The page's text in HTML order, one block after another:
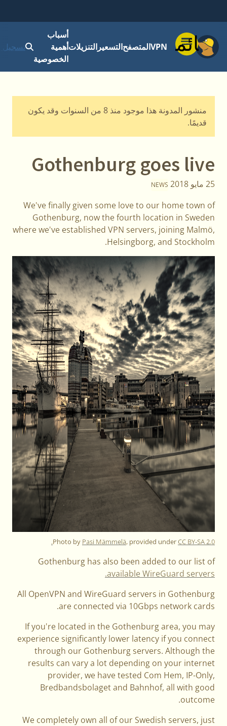
قائمةVPNالمتصفحالتسعيرالتنزيلات
أسباب
أهمية
الخصوصية
تسجيل
منشور المدونة هذا موجود منذ 8 من السنوات وقد يكون
قديمًا.
Gothenburg goes live
25 مايو 2018 NEWS
We've finally given some love to our home town of
Gothenburg, now the fourth location in Sweden
where we've established VPN servers, joining Malmö,
Helsingborg, and Stockholm.
Photo by Pasi Mämmelä, provided underCC BY-SA 2.0.
Gothenburg has also been added to our list of
available WireGuard servers.
All OpenVPN and WireGuard servers in Gothenburg
are connected via 10Gbps network cards.
If you're located in the Gothenburg area, you may
experience significantly lower latency if you connect
through our Gothenburg servers. Although the
results can vary a lot depending on your internet
provider, we have tested Com Hem, IP-Only,
Bredbandsbolaget and Bahnhof, all with good
outcome.
We completely own all of our Swedish servers, just